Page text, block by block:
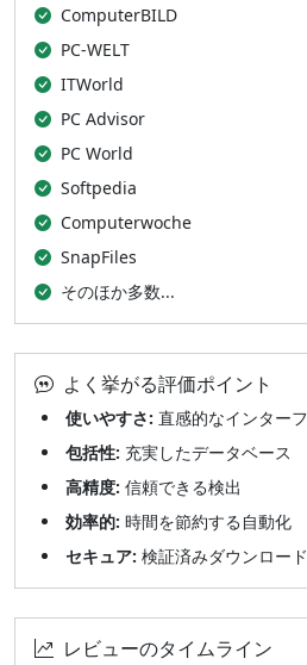
ComputerBILD
PC-WELT
ITWorld
PC Advisor
PC World
Softpedia
Computerwoche
SnapFiles
そのほか多数...
よく挙がる評価ポイント
使いやすさ: 直感的なインター
包括性: 充実したデータベース
高精度: 信頼できる検出
効率的: 時間を節約する自動化
セキュア: 検証済みダウンロード
レビューのタイムライン